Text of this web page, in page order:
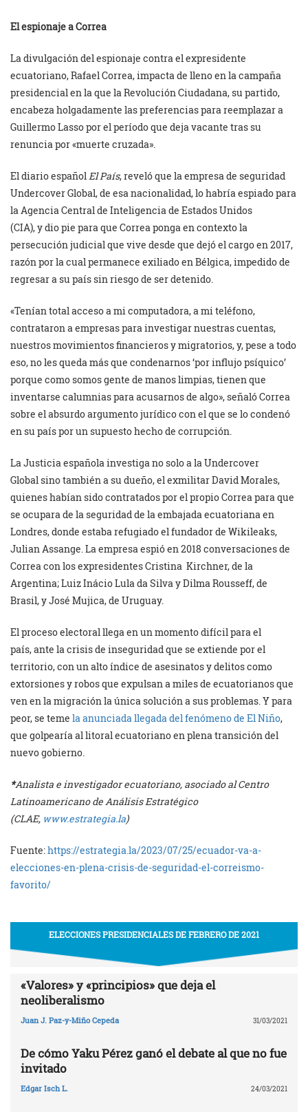
El espionaje a Correa
La divulgación del espionaje contra el expresidente
ecuatoriano, Rafael Correa, impacta de lleno en la campaña
presidencial en la que la Revolución Ciudadana, su partido,
encabeza holgadamente las preferencias para reemplazar a
Guillermo Lasso por el período que deja vacante tras su
renuncia por «muerte cruzada».
El diario españolEl País, reveló que la empresa de seguridad
Undercover Global, de esa nacionalidad, lo habría espiado para
la Agencia Central de Inteligencia de Estados Unidos
(CIA), y dio pie para que Correa ponga en contexto la
persecución judicial que vive desde que dejó el cargo en 2017,
razón por la cual permanece exiliado en Bélgica, impedido de
regresar a su país sin riesgo de ser detenido.
«Tenían total acceso a mi computadora, a mi teléfono,
contrataron a empresas para investigar nuestras cuentas,
nuestros movimientos financieros y migratorios, y, pese a todo
eso, no les queda más que condenarnos ‘por influjo psíquico’
porque como somos gente de manos limpias, tienen que
inventarse calumnias para acusarnos de algo», señaló Correa
sobre el absurdo argumento jurídico con el que se lo condenó
en su país por un supuesto hecho de corrupción.
La Justicia española investiga no solo a la Undercover
Global sino también a su dueño, el exmilitar David Morales,
quienes habían sido contratados por el propio Correa para que
se ocupara de la seguridad de la embajada ecuatoriana en
Londres, donde estaba refugiado el fundador de Wikileaks,
Julian Assange. La empresa espió en 2018 conversaciones de
Correa con los expresidentes Cristina Kirchner, de la
Argentina; Luiz Inácio Lula da Silva y Dilma Rousseff, de
Brasil, y José Mujica, de Uruguay.
El proceso electoral llega en un momento difícil para el
país, ante la crisis de inseguridad que se extiende por el
territorio, con un alto índice de asesinatos y delitos como
extorsiones y robos que expulsan a miles de ecuatorianos que
ven en la migración la única solución a sus problemas. Y para
peor, se teme la anunciada llegada del fenómeno de El Niño,
que golpearía al litoral ecuatoriano en plena transición del
nuevo gobierno.
*Analista e investigador ecuatoriano, asociado al Centro
Latinoamericano de Análisis Estratégico
(CLAE, www.estrategia.la)
Fuente:https://estrategia.la/2023/07/25/ecuador-va-a-
elecciones-en-plena-crisis-de-seguridad-el-correismo-
favorito/
ELECCIONES PRESIDENCIALES DE FEBRERO DE 2021
«Valores» y «principios» que deja el
neoliberalismo
Juan J. Paz-y-Miño Cepeda 31/03/2021
De cómo Yaku Pérez ganó el debate al que no fue
invitado
Edgar Isch L. 24/03/2021